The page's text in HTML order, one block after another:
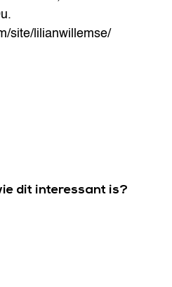
site/lilianwillemse/
dit interessant is?